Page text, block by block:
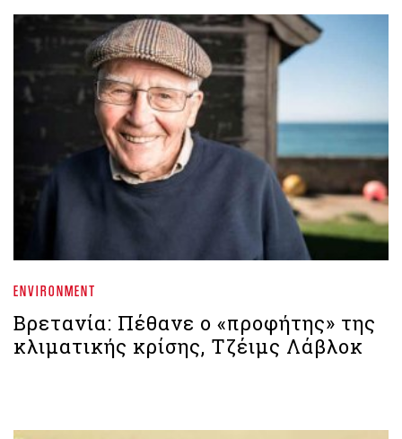
ENVIRONMENT
Βρετανία: Πέθανε ο «προφήτης» της
κλιματικής κρίσης, Τζέιμς Λάβλοκ